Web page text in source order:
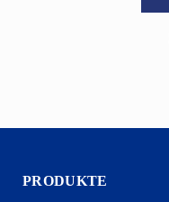
PRODUKTE